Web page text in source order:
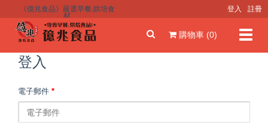
《億兆食品》嚴選早餐.烘培食
材
登入 註冊
購物車 (0)
登入
電子郵件 *